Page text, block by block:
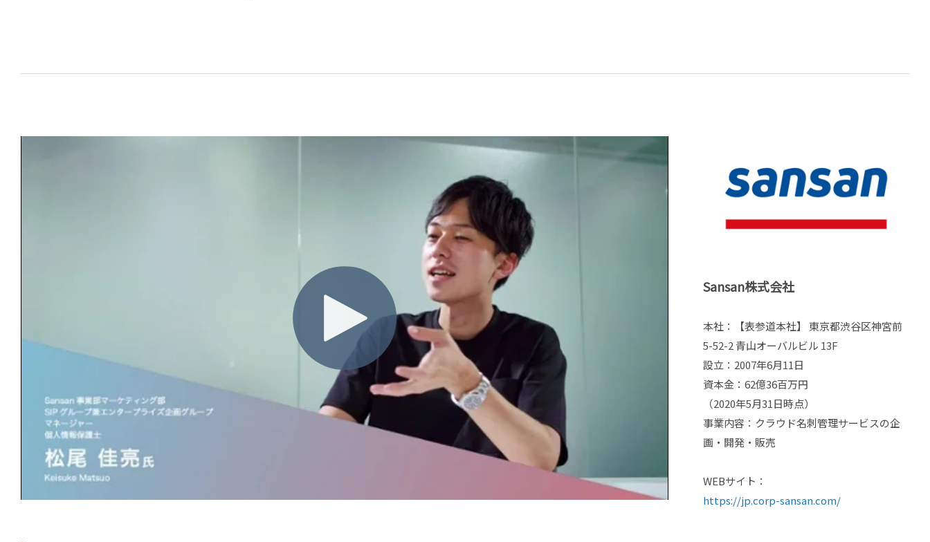
Sansan株式会社
本社：【表参道本社】 東京都渋谷区神宮前
5-52-2 青山オーバルビル 13F
設立：2007年6月11日
資本金：62億36百万円
（2020年5月31日時点）
事業内容：クラウド名刺管理サービスの企
画・開発・販売
WEBサイト：
https://jp.corp-sansan.com/